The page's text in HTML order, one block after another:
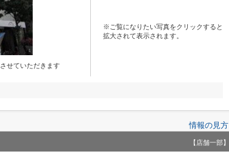
せていただきます
※ご覧になりたい写真をクリックすると
拡大されて表示されます。
情報の見方
【店舗一部】